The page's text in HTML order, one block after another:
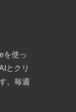
を使っ
とクリ
。毎週